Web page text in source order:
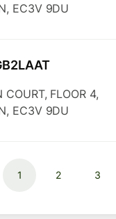
EC3V 9DU
COURT, FLOOR 4,
EC3V 9DU
1 2 3